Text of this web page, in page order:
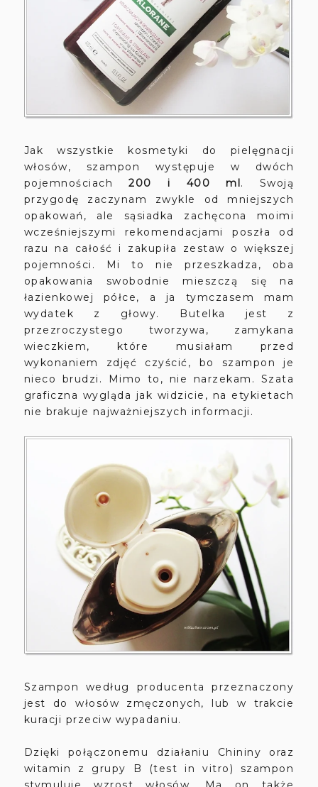
Jak wszystkie kosmetyki do pielęgnacji
włosów, szampon występuje w dwóch
pojemnościach200 i 400 ml. Swoją
przygodę zaczynam zwykle od mniejszych
opakowań, ale sąsiadka zachęcona moimi
wcześniejszymi rekomendacjami poszła od
razu na całość i zakupiła zestaw o większej
pojemności. Mi to nie przeszkadza, oba
opakowania swobodnie mieszczą się na
łazienkowej półce, a ja tymczasem mam
wydatek z głowy. Butelka jest z
przezroczystego tworzywa, zamykana
wieczkiem, które musiałam przed
wykonaniem zdjęć czyścić, bo szampon je
nieco brudzi. Mimo to, nie narzekam. Szata
graficzna wygląda jak widzicie, na etykietach
nie brakuje najważniejszych informacji.
Szampon według producenta przeznaczony
jest do włosów zmęczonych, lub w trakcie
kuracji przeciw wypadaniu.
Dzięki połączonemu działaniu Chininy oraz
witamin z grupy B (test in vitro) szampon